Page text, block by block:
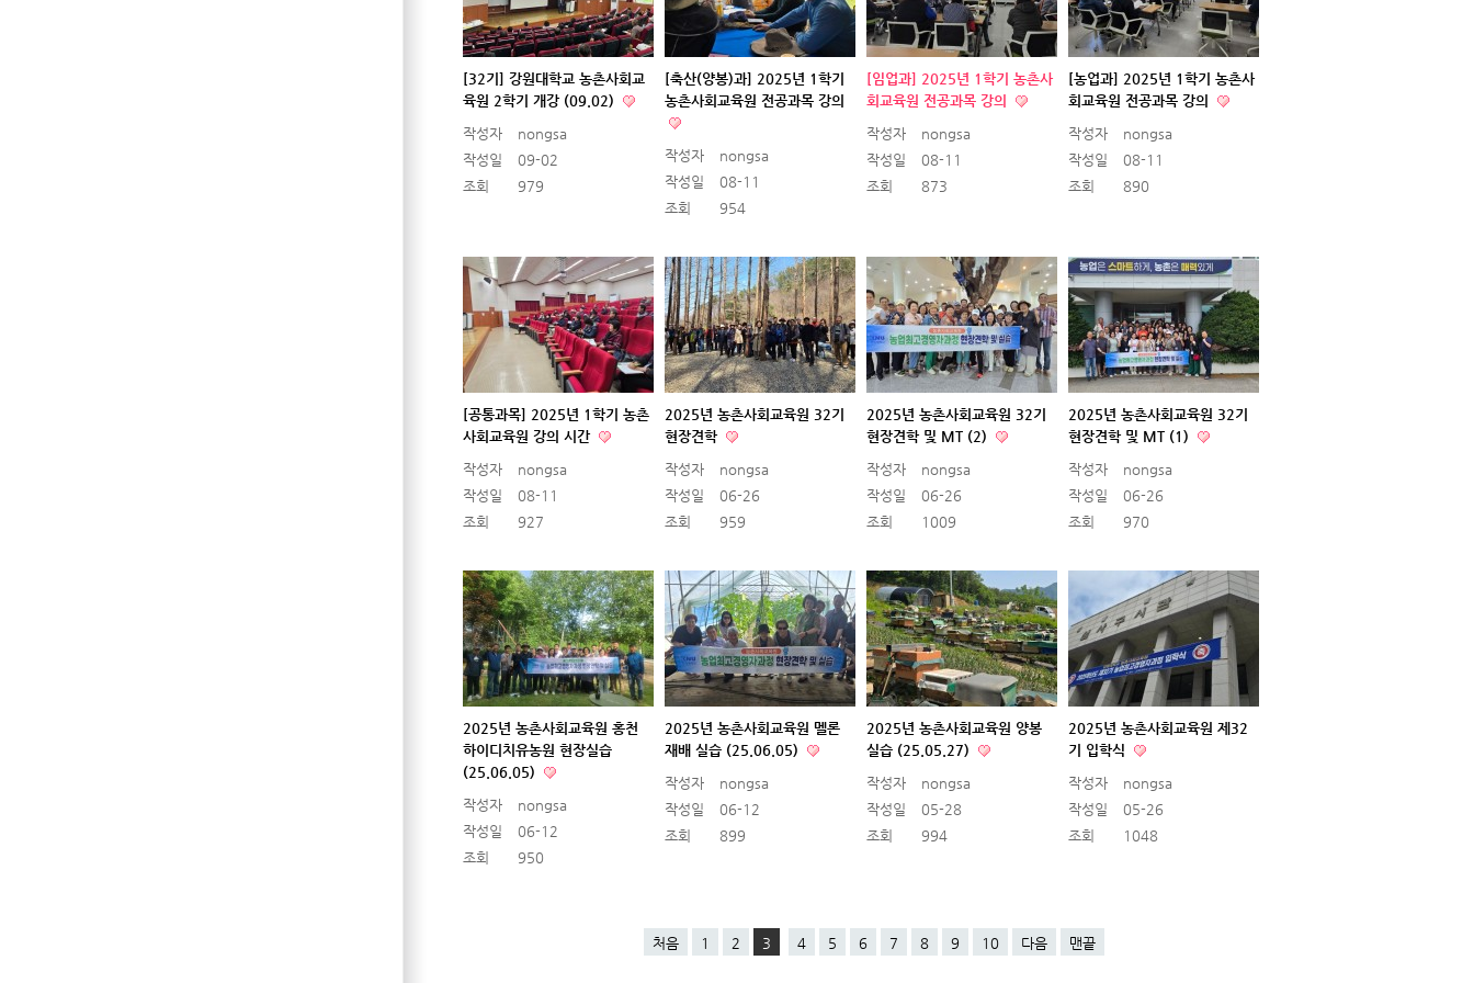
[32기] 강원대학교 농촌사회교
육원 2학기 개강 (09.02)
작성자
nongsa
작성일
09-02
조회
979
[축산(양봉)과] 2025년 1학기
농촌사회교육원 전공과목 강의
작성자
nongsa
작성일
08-11
조회
954
[임업과] 2025년 1학기 농촌사
회교육원 전공과목 강의
작성자
nongsa
작성일
08-11
조회
873
[농업과] 2025년 1학기 농촌사
회교육원 전공과목 강의
작성자
nongsa
작성일
08-11
조회
890
[공통과목] 2025년 1학기 농촌
사회교육원 강의 시간
작성자
nongsa
작성일
08-11
조회
927
2025년 농촌사회교육원 32기
현장견학
작성자
nongsa
작성일
06-26
조회
959
2025년 농촌사회교육원 32기
현장견학 및 MT (2)
작성자
nongsa
작성일
06-26
조회
1009
2025년 농촌사회교육원 32기
현장견학 및 MT (1)
작성자
nongsa
작성일
06-26
조회
970
2025년 농촌사회교육원 홍천
하이디치유농원 현장실습
(25.06.05)
작성자
nongsa
작성일
06-12
조회
950
2025년 농촌사회교육원 멜론
재배 실습 (25.06.05)
작성자
nongsa
작성일
06-12
조회
899
2025년 농촌사회교육원 양봉
실습 (25.05.27)
작성자
nongsa
작성일
05-28
조회
994
2025년 농촌사회교육원 제32
기 입학식
작성자
nongsa
작성일
05-26
조회
1048
처음 1 2 3 4 5 6 7 8 9 10 다음 맨끝